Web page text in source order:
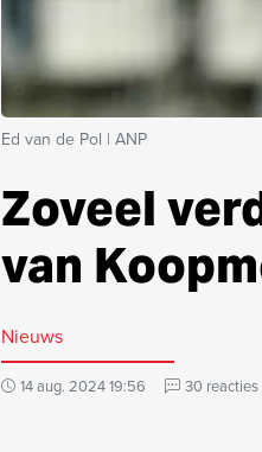
Ed van de Pol | ANP
Zoveel
van
Nieuws
14 aug. 2024 19:56 30 reacties